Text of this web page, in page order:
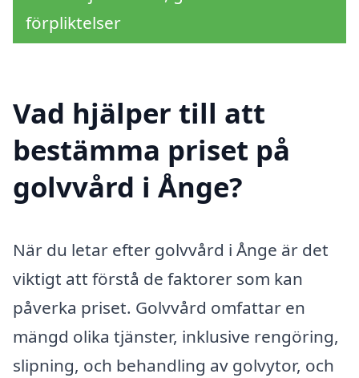
förpliktelser
Vad hjälper till att
bestämma priset på
golvvård i Ånge?
När du letar efter golvvård i Ånge är det
viktigt att förstå de faktorer som kan
påverka priset. Golvvård omfattar en
mängd olika tjänster, inklusive rengöring,
slipning, och behandling av golvytor, och